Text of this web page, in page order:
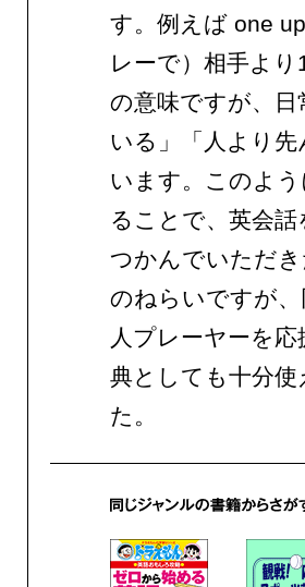
す。例えば one
レーで）相手よ
の意味ですが、
いる」「人より
います。このよ
ることで、英会
つかんでいただ
のねらいですが
人プレーヤーを
典としても十分
た。